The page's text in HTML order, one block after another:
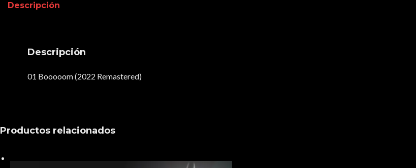
Descripción
Descripción
01 Booooom (2022 Remastered)
Productos relacionados